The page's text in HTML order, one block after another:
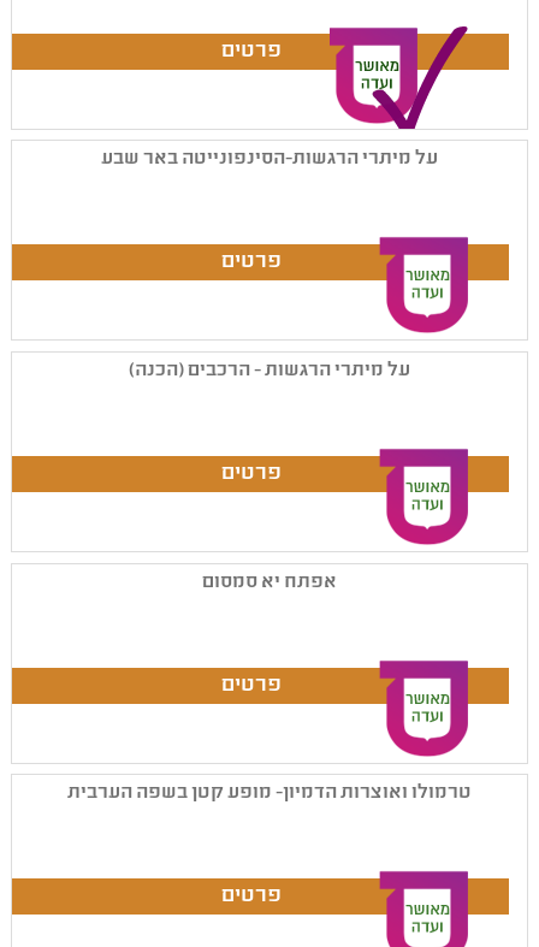
על מיתרי הרגשות-הסינפונייטה באר שבע
על מיתרי הרגשות - הרכבים (הכנה)
אפתח יא סמסום
טרמולו ואוצרות הדמיון- מופע קטן בשפה הערבית